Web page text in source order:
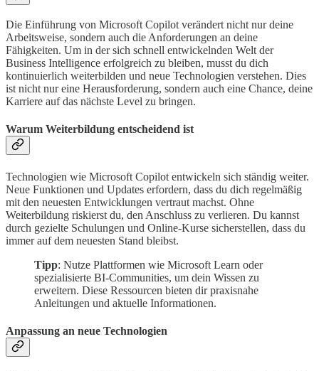
Die Einführung von Microsoft Copilot verändert nicht nur deine
Arbeitsweise, sondern auch die Anforderungen an deine
Fähigkeiten. Um in der sich schnell entwickelnden Welt der
Business Intelligence erfolgreich zu bleiben, musst du dich
kontinuierlich weiterbilden und neue Technologien verstehen. Dies
ist nicht nur eine Herausforderung, sondern auch eine Chance, deine
Karriere auf das nächste Level zu bringen.
Warum Weiterbildung entscheidend ist
Technologien wie Microsoft Copilot entwickeln sich ständig weiter.
Neue Funktionen und Updates erfordern, dass du dich regelmäßig
mit den neuesten Entwicklungen vertraut machst. Ohne
Weiterbildung riskierst du, den Anschluss zu verlieren. Du kannst
durch gezielte Schulungen und Online-Kurse sicherstellen, dass du
immer auf dem neuesten Stand bleibst.
Tipp: Nutze Plattformen wie Microsoft Learn oder
spezialisierte BI-Communities, um dein Wissen zu
erweitern. Diese Ressourcen bieten dir praxisnahe
Anleitungen und aktuelle Informationen.
Anpassung an neue Technologien